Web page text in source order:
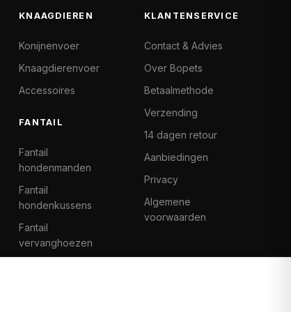
KNAAGDIEREN
Konijnenvoer
Knaagdierenvoer
Accessoires
FANTAIL
Fantail
hondenmanden
Fantail
hondenkussens
Fantail
vervanghoezen
KLANTENSERVICE
Contact & Advies
Over Bopets
Betaalmethode
Verzending
14 dagen retour
Aanbiedingen
Privacy
Algemene
voorwaarden